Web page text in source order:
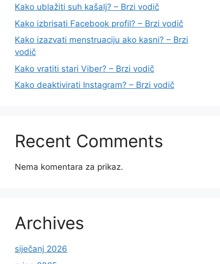
Kako ublažiti suh kašalj? – Brzi vodič
Kako izbrisati Facebook profil? – Brzi vodič
Kako izazvati menstruaciju ako kasni? – Brzi
vodič
Kako vratiti stari Viber? – Brzi vodič
Kako deaktivirati Instagram? – Brzi vodič
Recent Comments
Nema komentara za prikaz.
Archives
siječanj 2026